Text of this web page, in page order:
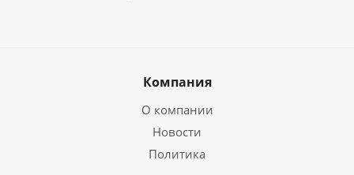
Компания
О компании
Новости
Политика